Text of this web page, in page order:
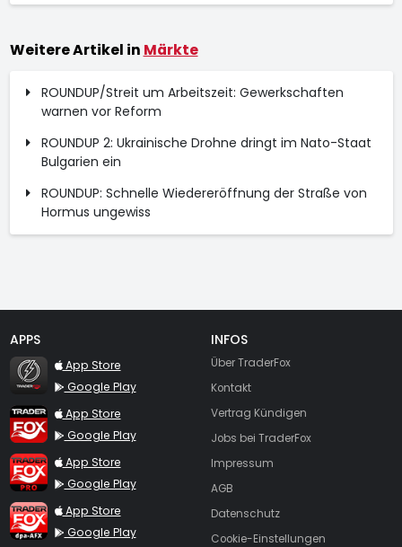
Weitere Artikel in Märkte
ROUNDUP/Streit um Arbeitszeit: Gewerkschaften
warnen vor Reform
ROUNDUP 2: Ukrainische Drohne dringt im Nato-Staat
Bulgarien ein
ROUNDUP: Schnelle Wiedereröffnung der Straße von
Hormus ungewiss
APPS
TraderFox Flash
App Store
Google Play
TraderFox App
App Store
Google Play
TraderFox Pro
App Store
Google Play
TraderFox dpa-AFX ProFeed
App Store
Google Play
INFOS
Über TraderFox
Kontakt
Vertrag Kündigen
Jobs bei TraderFox
Impressum
AGB
Datenschutz
Cookie-Einstellungen